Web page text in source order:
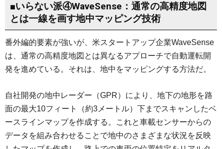
■いらない派④WaveSense：通常の高精度地図
とは一線を画す地中マッピング技術
番外編的要素が強いが、米スタートアップ企業WaveSense
は、通常の高精度地図とは異なるアプローチで自動運転開
発を進めている。それは、地中をマッピングする方法だ。
自社開発の地中レーダー（GPR）により、地下の地形を路
面の最大10フィート（約3メートル）下までスキャンしたベ
ースラインマップを作成する。これと車載センサーからの
データを組み合わせることで地中のさまざまな状況を反映